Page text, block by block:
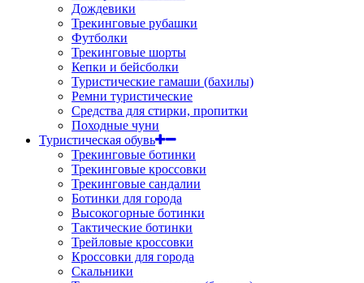
Дождевики
Трекинговые рубашки
Футболки
Трекинговые шорты
Кепки и бейсболки
Туристические гамаши (бахилы)
Ремни туристические
Средства для стирки, пропитки
Походные чуни
Туристическая обувь
Трекинговые ботинки
Трекинговые кроссовки
Трекинговые сандалии
Ботинки для города
Высокогорные ботинки
Тактические ботинки
Трейловые кроссовки
Кроссовки для города
Скальники